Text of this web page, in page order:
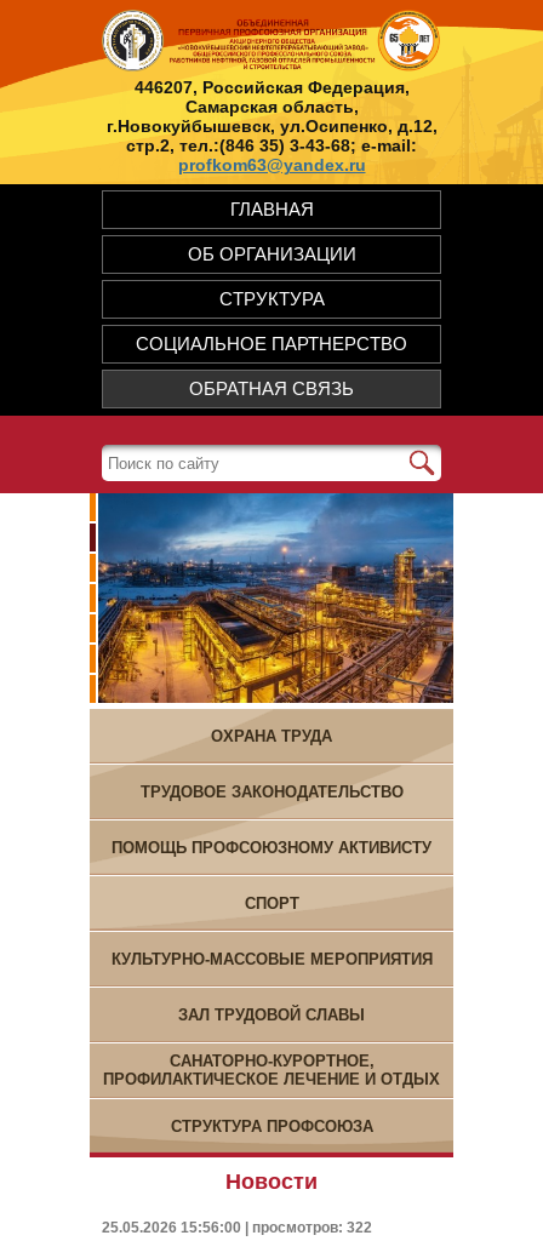
446207, Российская Федерация,
Самарская область,
г.Новокуйбышевск, ул.Осипенко, д.12,
стр.2, тел.:(846 35) 3-43-68; e-mail:
profkom63@yandex.ru
ГЛАВНАЯ
ОБ ОРГАНИЗАЦИИ
СТРУКТУРА
СОЦИАЛЬНОЕ ПАРТНЕРСТВО
ОБРАТНАЯ СВЯЗЬ
ОХРАНА ТРУДА
ТРУДОВОЕ ЗАКОНОДАТЕЛЬСТВО
ПОМОЩЬ ПРОФСОЮЗНОМУ АКТИВИСТУ
СПОРТ
КУЛЬТУРНО-МАССОВЫЕ МЕРОПРИЯТИЯ
ЗАЛ ТРУДОВОЙ СЛАВЫ
САНАТОРНО-КУРОРТНОЕ,
ПРОФИЛАКТИЧЕСКОЕ ЛЕЧЕНИЕ И ОТДЫХ
СТРУКТУРА ПРОФСОЮЗА
Новости
25.05.2026 15:56:00 | просмотров: 322